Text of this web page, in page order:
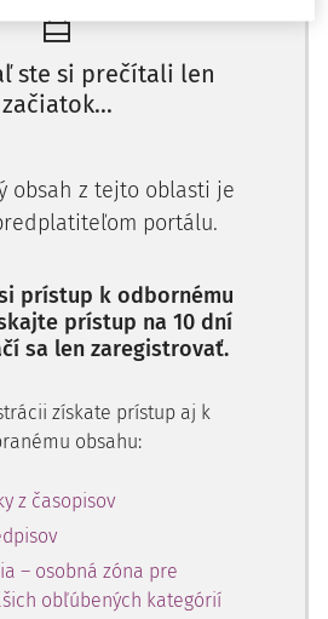
SÚDU SR 8 CDO 52/2016
(čiastočným) určil, že výpoveď
listom zo 4. novembra 2010 je
že na strane žalovaného (ďalej
zmene, ktorou sa znížil
odboru riadenia štátnej
úloh vymedzených odboru
Na zabezpečenie tejto úlohy bolo
ktorého čl. 16 ods. 3 sa zrušilo aj
doplňovania odboru riadenia
aj pôvodné pracovné miesto Mgr.
doplňovania odboru
došlo súbežne k zrušeniu
ste si prečítali len
začiatok...
obsah z tejto oblasti je
portálu.
prístup k odbornému
prístup na 10 dní
sa len zaregistrovať.
získate prístup aj k
obsahu:
z časopisov
– osobná zóna pre
obľúbených kategórií